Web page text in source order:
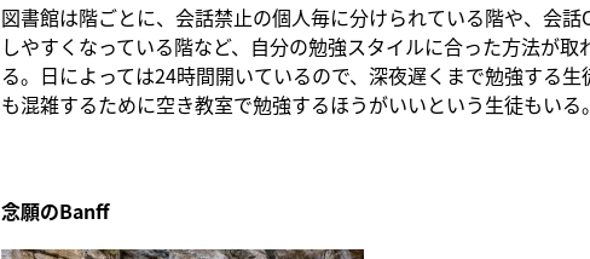
図書館は階ごとに、会話禁止の個人毎に分けられている階や、会話
しやすくなっている階など、自分の勉強スタイルに合った方法が取
る。日によっては24時間開いているので、深夜遅くまで勉強する
も混雑するために空き教室で勉強するほうがいいという生徒もいる。
念願のBanff